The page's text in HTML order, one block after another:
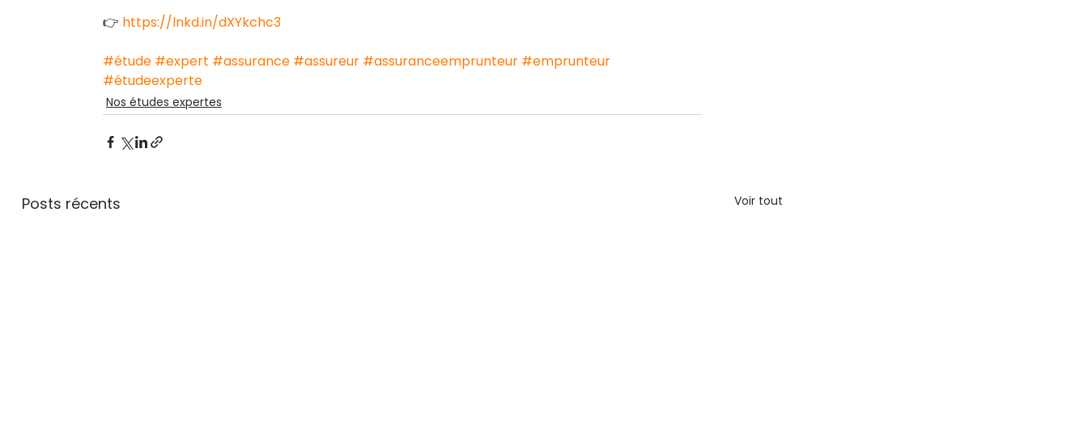
👉 https://lnkd.in/dXYkchc3
#étude #expert #assurance #assureur #assuranceemprunteur #emprunteur
#étudeexperte
Nos études expertes
Posts récents Voir tout